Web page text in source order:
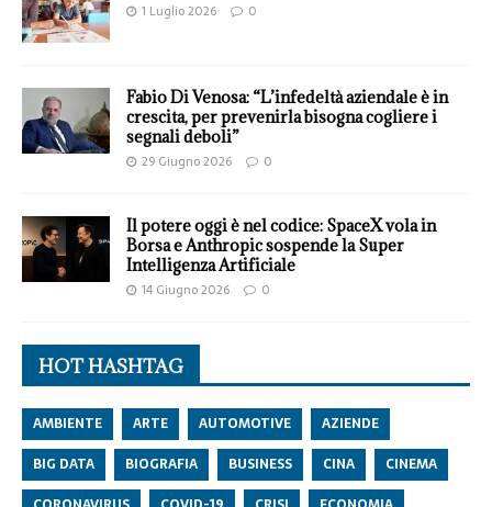
1 Luglio 2026 0
Fabio Di Venosa: “L’infedeltà aziendale è in
crescita, per prevenirla bisogna cogliere i
segnali deboli”
29 Giugno 2026 0
Il potere oggi è nel codice: SpaceX vola in
Borsa e Anthropic sospende la Super
Intelligenza Artificiale
14 Giugno 2026 0
HOT HASHTAG
AMBIENTE ARTE AUTOMOTIVE
AZIENDE
BIG DATA
BIOGRAFIA BUSINESS CINA
CINEMA